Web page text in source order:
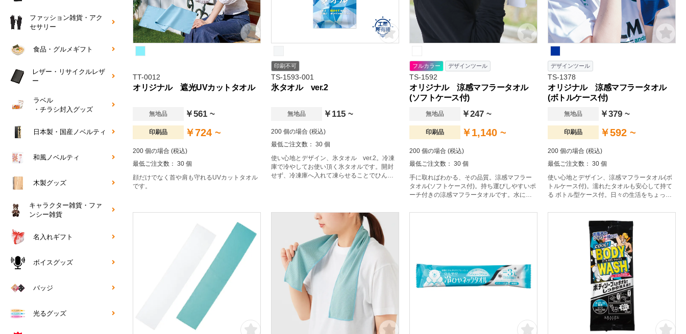
TT-0012
オリジナル 遮光UVカットタオル
無地品 ￥561 ~
印刷品 ￥724 ~
200 個の場合 (税込)
最低ご注文数： 30 個
顔だけでなく首や肩も守れるUVカットタオル
です。
印刷不可
TS-1593-001
氷タオル ver.2
無地品 ￥115 ~
200 個の場合 (税込)
最低ご注文数： 30 個
使い心地とデザイン、氷タオル ver.2。冷凍
庫で冷やしてお使い頂く氷タオルです。開封
せず、冷凍庫へ入れて凍らせることでひんや
生活をちょっぴり豊かにするアイテムです。
フルカラー デザインツール
TS-1592
オリジナル 涼感マフラータオル
(ソフトケース付)
無地品 ￥247 ~
印刷品 ￥1,140 ~
200 個の場合 (税込)
最低ご注文数： 30 個
手に取ればわかる、その品質。涼感マフラー
タオル(ソフトケース付)。持ち運びしやすいポ
ーチ付きの涼感マフラータオルです。水に濡
に早変わり！熱中症対策にオススメな手軽に
デザインツール
TS-1378
オリジナル 涼感マフラータオル
(ボトルケース付)
無地品 ￥379 ~
印刷品 ￥592 ~
200 個の場合 (税込)
最低ご注文数： 30 個
使い心地とデザイン、涼感マフラータオル(ボ
トルケース付)。濡れたタオルも安心して持て
る ボトル型ケース付。日々の生活をちょっぴ
ファッション雑貨・アク
セサリー
食品・グルメギフト
レザー・リサイクルレザ
ー
ラベル
・チラシ封入グッズ
日本製・国産ノベルティ
和風ノベルティ
木製グッズ
キャラクター雑貨・ファ
ンシー雑貨
名入れギフト
ボイスグッズ
バッジ
光るグッズ